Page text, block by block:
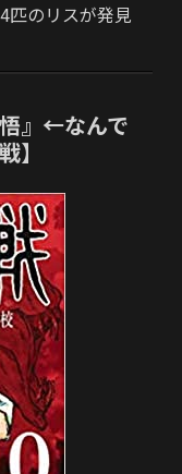
匹のリスが発見
悟』←なんで
】